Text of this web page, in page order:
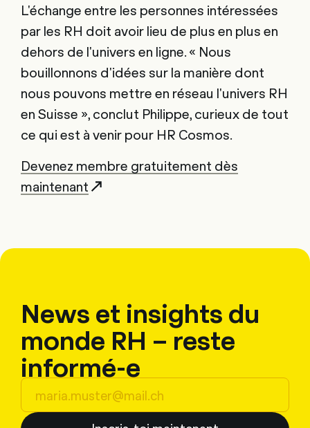
L'échange entre les personnes intéressées
par les RH doit avoir lieu de plus en plus en
dehors de l'univers en ligne. « Nous
bouillonnons d'idées sur la manière dont
nous pouvons mettre en réseau l'univers RH
en Suisse », conclut Philippe, curieux de tout
ce qui est à venir pour HR Cosmos.
Devenez membre gratuitement dès
maintenant
News et insights du
monde RH – reste
informé-e